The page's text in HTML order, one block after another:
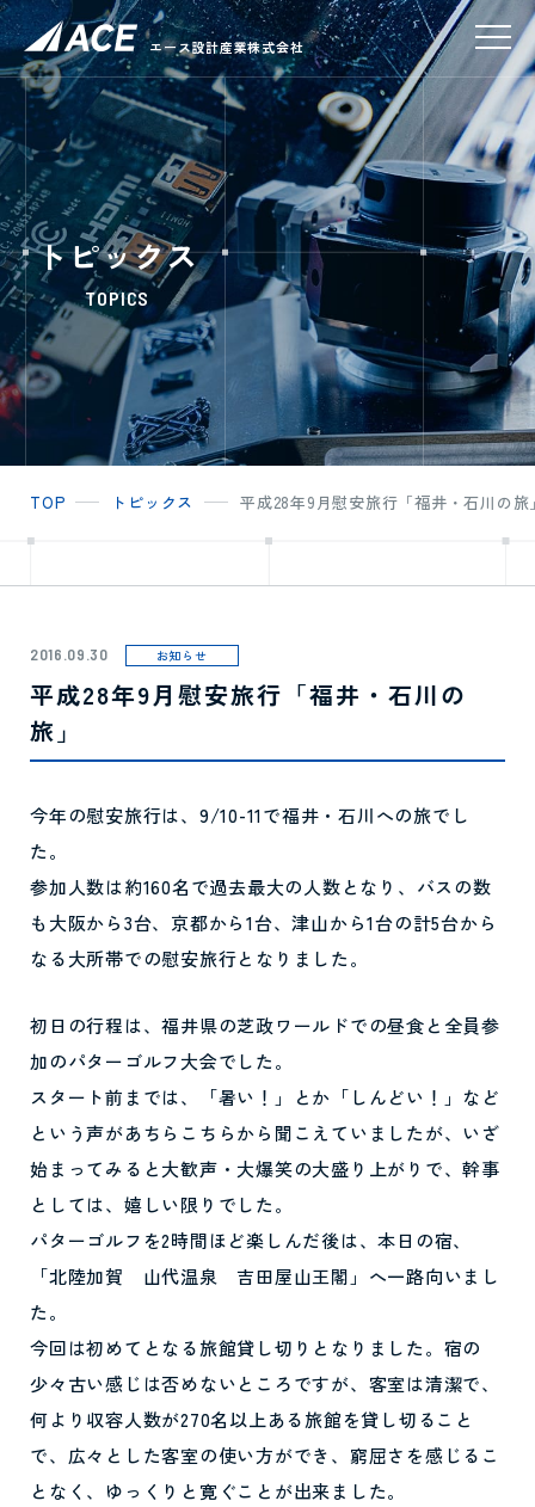
エース設計産業株式会社
トピックス
TOPICS
TOP トピックス 平成28年9月慰安旅行「福井・石川の旅
2016.09.30 お知らせ
平成28年9月慰安旅行「福井・石川の
旅」
今年の慰安旅行は、9/10-11で福井・石川への旅でし
た。
参加人数は約160名で過去最大の人数となり、バスの数
も大阪から3台、京都から1台、津山から1台の計5台から
なる大所帯での慰安旅行となりました。
初日の行程は、福井県の芝政ワールドでの昼食と全員参
加のパターゴルフ大会でした。
スタート前までは、「暑い！」とか「しんどい！」など
という声があちらこちらから聞こえていましたが、いざ
始まってみると大歓声・大爆笑の大盛り上がりで、幹事
としては、嬉しい限りでした。
パターゴルフを2時間ほど楽しんだ後は、本日の宿、
「北陸加賀 山代温泉 吉田屋山王閣」へ一路向いまし
た。
今回は初めてとなる旅館貸し切りとなりました。宿の
少々古い感じは否めないところですが、客室は清潔で、
何より収容人数が270名以上ある旅館を貸し切ること
で、広々とした客室の使い方ができ、窮屈さを感じるこ
となく、ゆっくりと寛ぐことが出来ました。